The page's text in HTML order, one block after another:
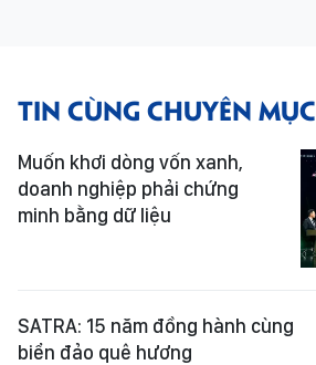
TIN CÙNG CHUYÊN MỤC
Muốn khơi dòng vốn xanh,
doanh nghiệp phải chứng
minh bằng dữ liệu
SATRA: 15 năm đồng hành cùng
biển đảo quê hương